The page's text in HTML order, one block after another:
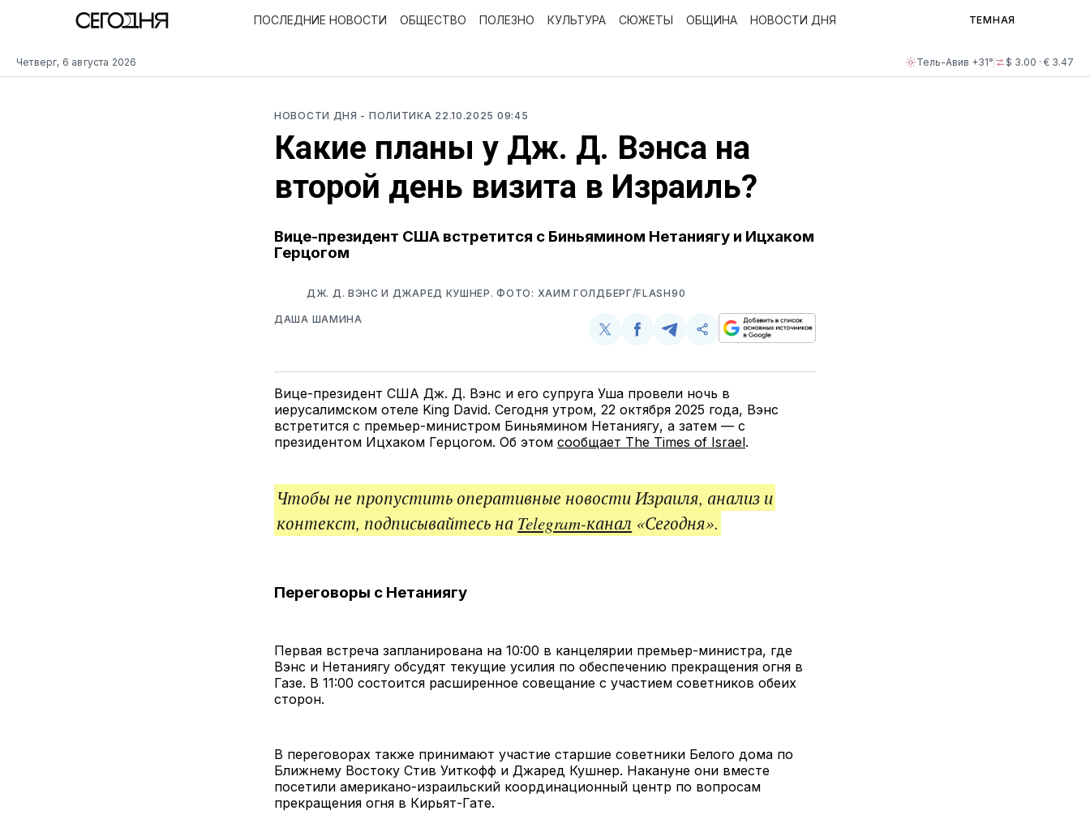
Четверг, 6 августа 2026 Тель-Авив +31° $ 3.00 · € 3.47
ПОСЛЕДНИЕ НОВОСТИ ОБЩЕСТВО ПОЛЕЗНО КУЛЬТУРА СЮЖЕТЫ ОБЩИНА НОВОСТИ ДНЯ ТЕМНАЯ
НОВОСТИ ДНЯ - ПОЛИТИКА 22.10.2025 09:45
Какие планы у Дж. Д. Вэнса на
второй день визита в Израиль?
Вице-президент США встретится с Биньямином Нетаниягу и Ицхаком
Герцогом
ДЖ. Д. ВЭНС И ДЖАРЕД КУШНЕР. ФОТО: ХАИМ ГОЛДБЕРГ/FLASH90
ДАША ШАМИНА
Поделиться
Twitter
Поделиться
Facebook
Поделиться
Telegram
Скопируйте
поделитесь
Вице-президент США Дж. Д. Вэнс и его супруга Уша провели ночь в
иерусалимском отеле King David. Сегодня утром, 22 октября 2025 года, Вэнс
встретится с премьер-министром Биньямином Нетаниягу, а затем — с
президентом Ицхаком Герцогом. Об этом сообщает The Times of Israel.
Чтобы не пропустить оперативные новости Израиля, анализ и
контекст, подписывайтесь на Telegram-канал «Сегодня».
Переговоры с Нетаниягу
Первая встреча запланирована на 10:00 в канцелярии премьер-министра, где
Вэнс и Нетаниягу обсудят текущие усилия по обеспечению прекращения огня в
Газе. В 11:00 состоится расширенное совещание с участием советников обеих
сторон.
В переговорах также принимают участие старшие советники Белого дома по
Ближнему Востоку Стив Уиткофф и Джаред Кушнер. Накануне они вместе
посетили американо-израильский координационный центр по вопросам
прекращения огня в Кирьят-Гате.